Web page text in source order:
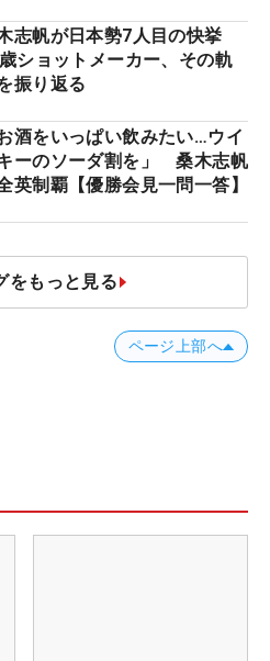
志帆が日本勢7人目の快挙
ショットメーカー、その軌
振り返る
お酒をいっぱい飲みたい…ウイ
ーのソーダ割を」 桑木志帆
英制覇【優勝会見一問一答】
をもっと見る
ページ上部へ